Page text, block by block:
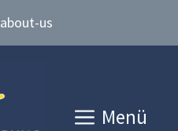
about-us
Menü